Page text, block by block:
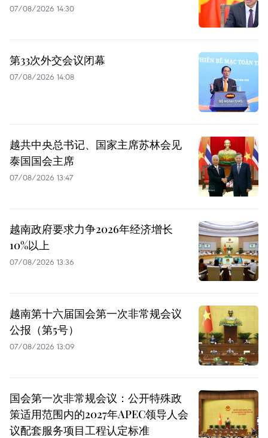
07/08/2026 14:30
第33次外交会议闭幕
07/08/2026 14:08
越共中央总书记、国家主席苏林会见
泰国国会主席
07/08/2026 13:47
越南政府要求力争2026年经济增长
10%以上
07/08/2026 13:36
越南第十六届国会第一次非常规会议
公报（第5号）
07/08/2026 13:09
国会第一次非常规会议：公开特殊政
策适用范围内的2027年APEC领导人会
议配套服务项目工程认定标准